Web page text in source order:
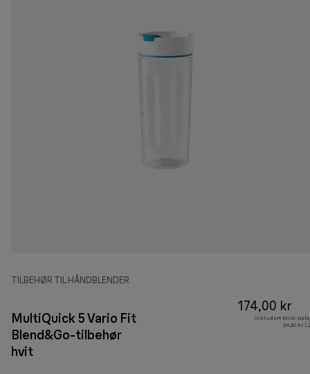
TILBEHØR TIL HÅNDBLENDER
MultiQuick 5 Vario Fit
Blend&Go-tilbehør
hvit
174,00 kr
Inkludert MVA-
34,80 kr (